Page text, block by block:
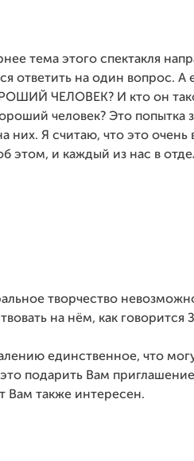
тема этого спектакля
ответить на один вопрос. А
ЧЕЛОВЕК? И кто он
человек? Это попытка
них. Я считаю, что это
этом, и каждый из нас в
творчество
на нём, как
единственное, что
подарить Вам приглашение
Вам также интересен.